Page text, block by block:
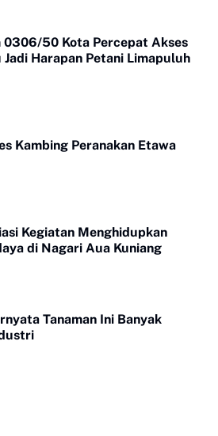
0306/50 Kota Percepat Akses
Jadi Harapan Petani Limapuluh
Kambing Peranakan Etawa
Kegiatan Menghidupkan
di Nagari Aua Kuniang
Tanaman Ini Banyak